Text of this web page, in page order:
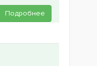
Подробнее